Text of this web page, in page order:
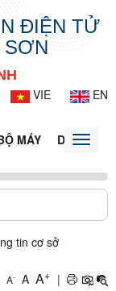
ĐIỆN TỬ
SƠN
VIE
EN
MÁY DOANH
Toggle
tin cơ sở
A- A A+ |